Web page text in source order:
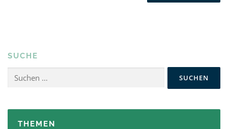
g
v
SUCHE
nach:
THEMEN